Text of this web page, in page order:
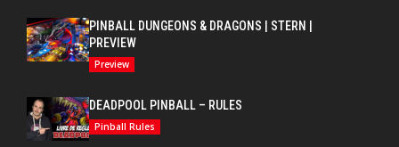
PINBALL DUNGEONS & DRAGONS | STERN |
PREVIEW
Preview
DEADPOOL PINBALL – RULES
Pinball Rules